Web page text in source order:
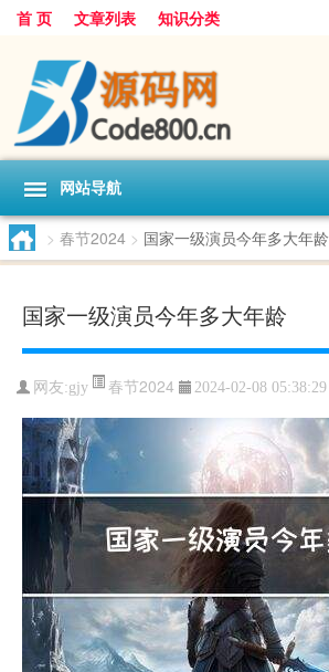
首 页 文章列表 知识分类
网站导航
> 春节2024 > 国家一级演员今年多大年龄
国家一级演员今年多大年龄
网友:gjy 春节2024 2024-02-08 05:38:29